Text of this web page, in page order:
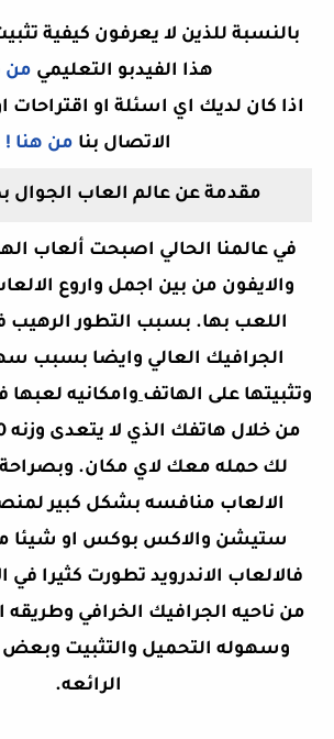
بالنسبة للذين لا يعرفون كيفية
هذا الفيدبو التعليمي من
اذا كان لديك اي اسئلة او اقتراحات
الاتصال بنا من هنا !
مقدمة عن عالم العاب الجوال
في عالمنا الحالي اصبحت ألعاب
والايفون من بين اجمل واروع
اللعب بها. بسبب التطور الرهيب
الجرافيك العالي وايضا بسبب
وتثبيتها على الهاتف وامكانيه
لك حمله معك لاي مكان.
الالعاب منافسه بشكل كبير
ستيشن والاكس بوكس او شيئا
فالالعاب الاندرويد تطورت كثيرا في
من ناحيه الجرافيك الخرافي
وسهوله التحميل والتثبيت
الرائعه.